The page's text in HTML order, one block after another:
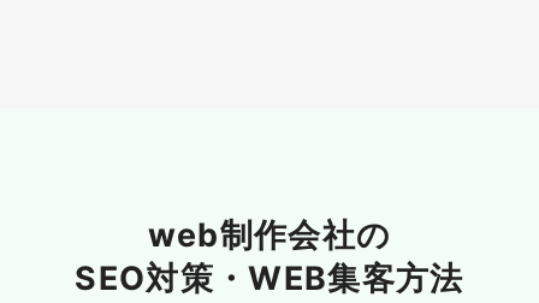
web制作会社の
SEO対策・WEB集客方法